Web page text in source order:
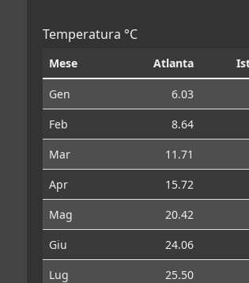
Temperatura °C
Mese Atlanta
Gen 6.03
Feb
8.64
Mar
11.71
Apr
15.72
Mag
20.42
Giu
24.06
Lug
25.50